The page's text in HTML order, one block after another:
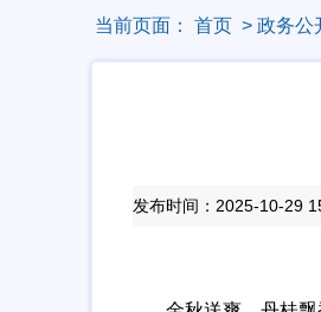
当前页面： 首页 > 政务公
发布时间：2025-10-29